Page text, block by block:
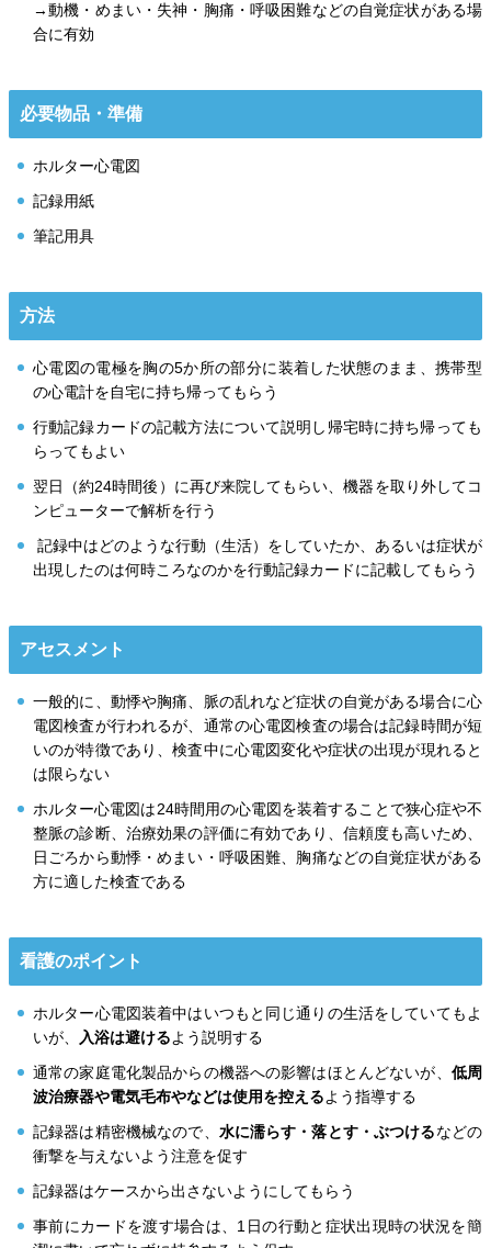
→動機・めまい・失神・胸痛・呼吸困難などの自覚症状がある場
合に有効
必要物品・準備
ホルター心電図
記録用紙
筆記用具
方法
心電図の電極を胸の5か所の部分に装着した状態のまま、携帯型
の心電計を自宅に持ち帰ってもらう
行動記録カードの記載方法について説明し帰宅時に持ち帰っても
らってもよい
翌日（約24時間後）に再び来院してもらい、機器を取り外してコ
ンピューターで解析を行う
記録中はどのような行動（生活）をしていたか、あるいは症状が
出現したのは何時ころなのかを行動記録カードに記載してもらう
アセスメント
一般的に、動悸や胸痛、脈の乱れなど症状の自覚がある場合に心
電図検査が行われるが、通常の心電図検査の場合は記録時間が短
いのが特徴であり、検査中に心電図変化や症状の出現が現れると
は限らない
ホルター心電図は24時間用の心電図を装着することで狭心症や不
整脈の診断、治療効果の評価に有効であり、信頼度も高いため、
日ごろから動悸・めまい・呼吸困難、胸痛などの自覚症状がある
方に適した検査である
看護のポイント
ホルター心電図装着中はいつもと同じ通りの生活をしていてもよ
いが、 入浴は避けるよう説明する
通常の家庭電化製品からの機器への影響はほとんどないが、 低周
波治療器や電気毛布やなどは使用を控えるよう指導する
記録器は精密機械なので、 水に濡らす・落とす・ぶつけるなどの
衝撃を与えないよう注意を促す
記録器はケースから出さないようにしてもらう
事前にカードを渡す場合は、1日の行動と症状出現時の状況を簡